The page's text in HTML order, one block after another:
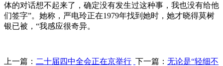
体的对话想不起来了，确定没有发生过这种事，我也没有给他
们签字”。她称，严电玲正在1979年找到她时，她才晓得莫树
银已被，“我感应很奇异。
上一篇： 二十届四中全会正在京举行 下一篇： 无论是“轻细不